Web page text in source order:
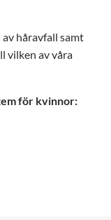
håravfall samt
vilken av våra
för kvinnor: